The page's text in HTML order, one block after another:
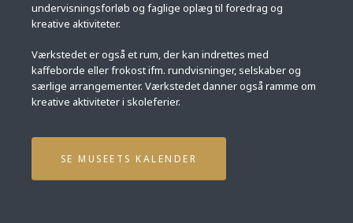
undervisningsforløb og faglige oplæg til foredrag og
kreative aktiviteter.
Værkstedet er også et rum, der kan indrettes med
kaffeborde eller frokost ifm. rundvisninger, selskaber og
særlige arrangementer. Værkstedet danner også ramme om
kreative aktiviteter i skoleferier.
SE MUSEETS KALENDER